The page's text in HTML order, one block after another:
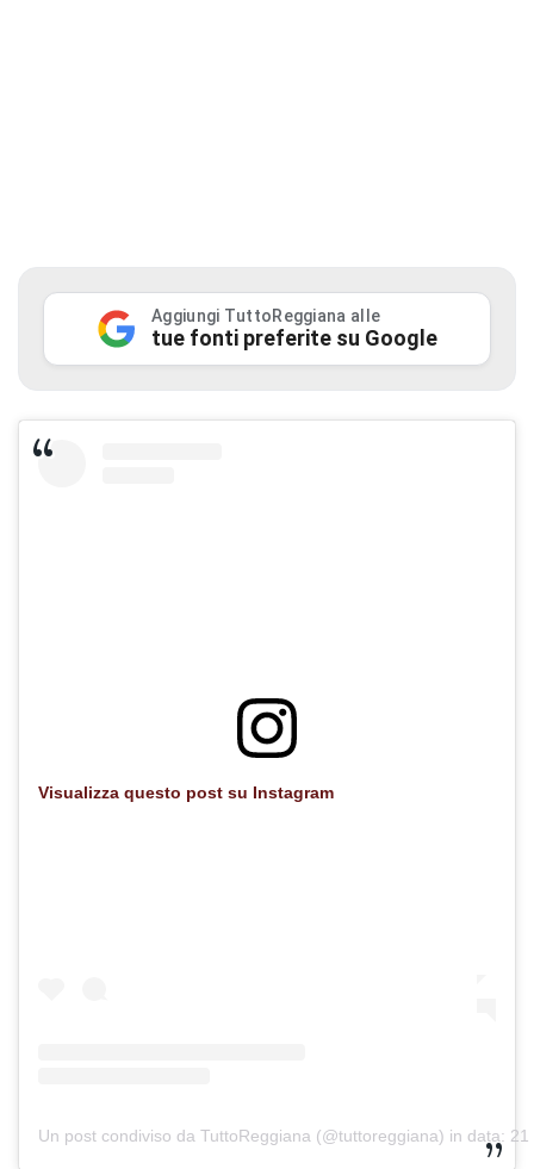
Aggiungi TuttoReggiana alle
tue fonti preferite su Google
Visualizza questo post su Instagram
Un post condiviso da TuttoReggiana (@tuttoreggiana) in data: 21